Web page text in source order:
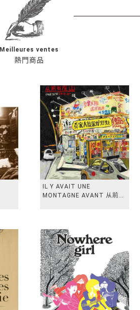
熱門商品
Meilleures ventes
IL Y AVAIT UNE
MONTAGNE AVANT 从前有